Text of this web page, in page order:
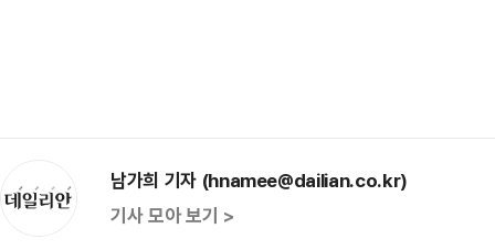
남가희 기자 (hnamee@dailian.co.kr)
기사 모아 보기 >